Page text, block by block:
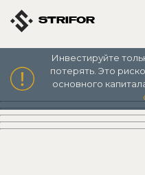
STRIFOR
Инвестируйте
потерять. Это
основного